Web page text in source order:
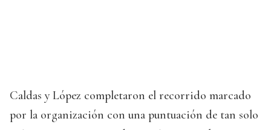
Caldas y López completaron el recorrido marcado
por la organización con una puntuación de tan solo